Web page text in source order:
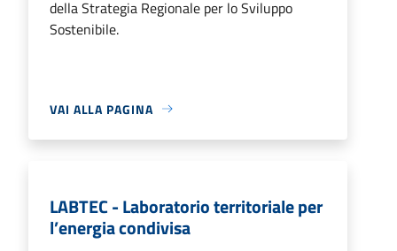
della Strategia Regionale per lo Sviluppo
Sostenibile.
VAI ALLA PAGINA
LABTEC - Laboratorio territoriale per
l’energia condivisa